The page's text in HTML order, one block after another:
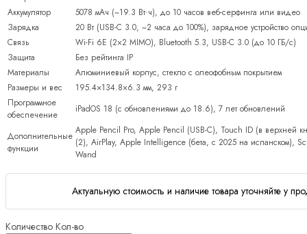
Аккумулятор
5078 мАч (~19.3 Вт·ч), до 10 часов веб-серфинга или видео
Зарядка
20 Вт (USB-C 3.0, ~2 часа до 100%), зарядное устройство
Связь
Wi-Fi 6E (2×2 MIMO), Bluetooth 5.3, USB-C 3.0 (до 10 ГБ/с)
Защита
Без рейтинга IP
Материалы
Алюминиевый корпус, стекло с олеофобным покрытием
Размеры и вес
195.4×134.8×6.3 мм, 293 г
Программное
обеспечение
iPadOS 18 (с обновлениями до 18.6), 7 лет обновлений
Дополнительные
функции
Apple Pencil Pro, Apple Pencil (USB-C), Touch ID (в верхней
(2), AirPlay, Apple Intelligence (бета, с 2025 на испанском),
Wand
Актуальную стоимость и наличие товара уточняйте у
Количество Кол-во